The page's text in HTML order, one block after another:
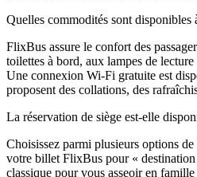
Quelles commodités sont disponibles
FlixBus assure le confort des
toilettes à bord, aux lampes de
Une connexion Wi-Fi gratuite est
proposent des collations, des
La réservation de siège est-elle
Choisissez parmi plusieurs options
votre billet FlixBus pour «
classique pour vous asseoir en